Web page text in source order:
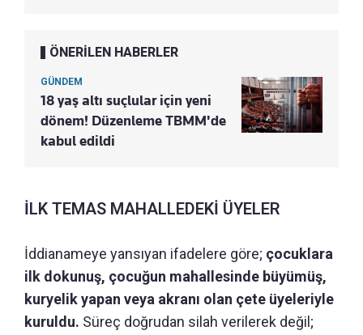
ÖNERİLEN HABERLER
GÜNDEM
18 yaş altı suçlular için yeni
dönem! Düzenleme TBMM'de
kabul edildi
İLK TEMAS MAHALLEDEKİ ÜYELER
İddianameye yansıyan ifadelere göre; çocuklara
ilk dokunuş, çocuğun mahallesinde büyümüş,
kuryelik yapan veya akranı olan çete üyeleriyle
kuruldu. Süreç doğrudan silah verilerek değil;